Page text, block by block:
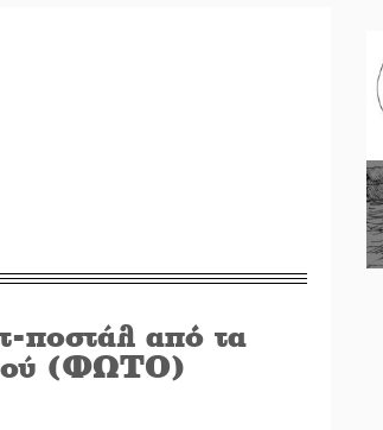
ποστάλ από τα
(ΦΩΤΟ)